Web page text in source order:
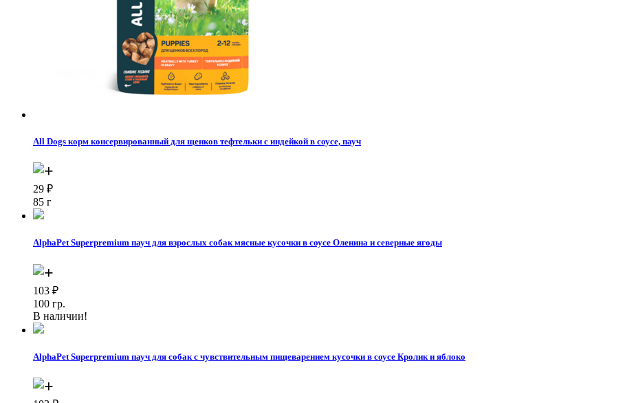
All Dogs корм консервированный для щенков тефтельки с индейкой в соусе, пауч
29 ₽
85 г
AlphaPet Superpremium пауч для взрослых собак мясные кусочки в соусе Оленина и северные ягоды
103 ₽
100 гр.
В наличии!
AlphaPet Superpremium пауч для собак с чувствительным пищеварением кусочки в соусе Кролик и яблоко